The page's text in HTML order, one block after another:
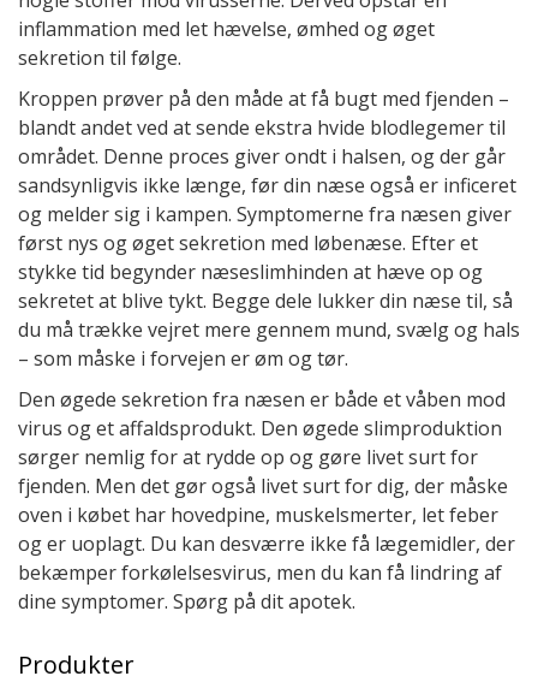
inflammation med let hævelse, ømhed og øget
sekretion til følge.
Kroppen prøver på den måde at få bugt med fjenden –
blandt andet ved at sende ekstra hvide blodlegemer til
området. Denne proces giver ondt i halsen, og der går
sandsynligvis ikke længe, før din næse også er inficeret
og melder sig i kampen. Symptomerne fra næsen giver
først nys og øget sekretion med løbenæse. Efter et
stykke tid begynder næseslimhinden at hæve op og
sekretet at blive tykt. Begge dele lukker din næse til, så
du må trække vejret mere gennem mund, svælg og hals
– som måske i forvejen er øm og tør.
Den øgede sekretion fra næsen er både et våben mod
virus og et affaldsprodukt. Den øgede slimproduktion
sørger nemlig for at rydde op og gøre livet surt for
fjenden. Men det gør også livet surt for dig, der måske
oven i købet har hovedpine, muskelsmerter, let feber
og er uoplagt. Du kan desværre ikke få lægemidler, der
bekæmper forkølelsesvirus, men du kan få lindring af
dine symptomer. Spørg på dit apotek.
Produkter